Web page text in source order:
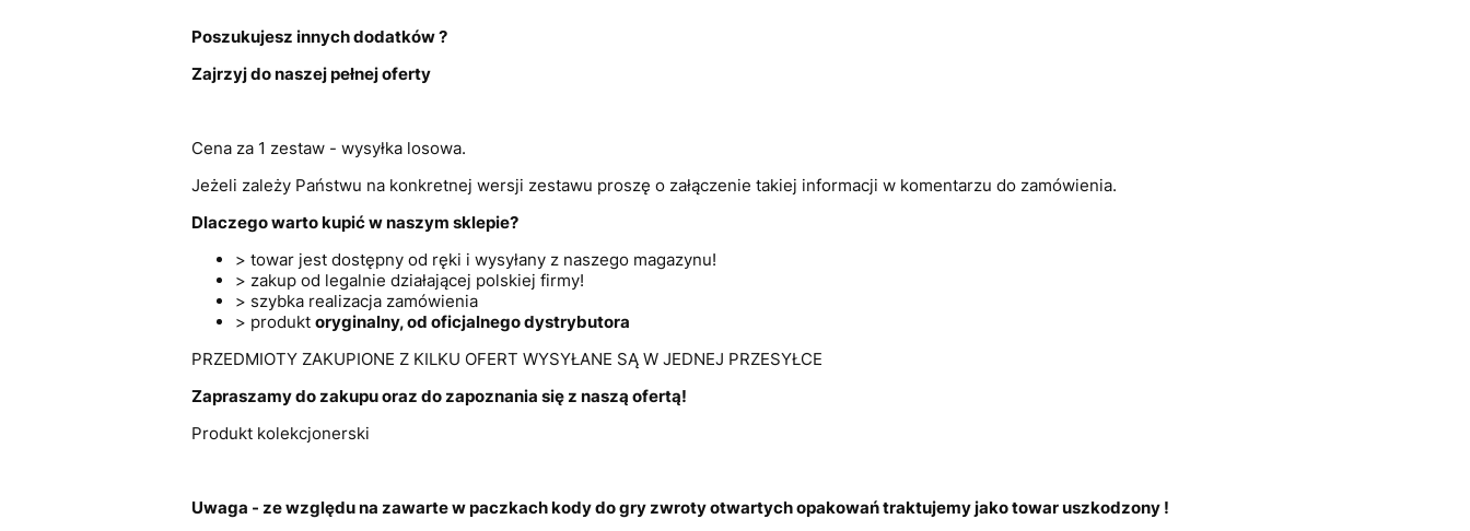
Poszukujesz innych dodatków ?
Zajrzyj do naszej pełnej oferty
Cena za 1 zestaw - wysyłka losowa.
Jeżeli zależy Państwu na konkretnej wersji zestawu proszę o załączenie takiej informacji w komentarzu do zamówienia.
Dlaczego warto kupić w naszym sklepie?
> towar jest dostępny od ręki i wysyłany z naszego magazynu!
> zakup od legalnie działającej polskiej firmy!
> szybka realizacja zamówienia
> produkt oryginalny, od oficjalnego dystrybutora
PRZEDMIOTY ZAKUPIONE Z KILKU OFERT WYSYŁANE SĄ W JEDNEJ PRZESYŁCE
Zapraszamy do zakupu oraz do zapoznania się z naszą ofertą!
Produkt kolekcjonerski
Uwaga - ze względu na zawarte w paczkach kody do gry zwroty otwartych opakowań traktujemy jako towar uszkodzony !